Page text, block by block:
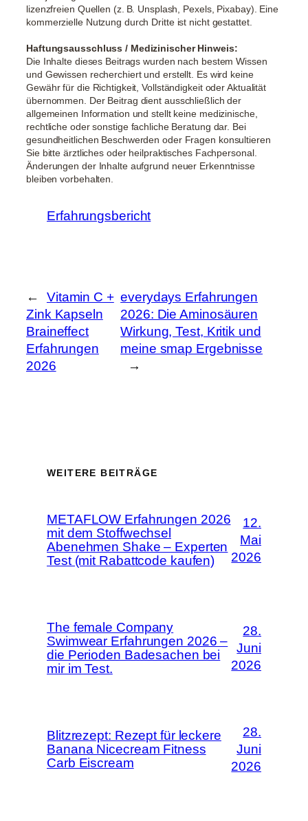
lizenzfreien Quellen (z. B. Unsplash, Pexels, Pixabay). Eine
kommerzielle Nutzung durch Dritte ist nicht gestattet.
Haftungsausschluss / Medizinischer Hinweis:
Die Inhalte dieses Beitrags wurden nach bestem Wissen
und Gewissen recherchiert und erstellt. Es wird keine
Gewähr für die Richtigkeit, Vollständigkeit oder Aktualität
übernommen. Der Beitrag dient ausschließlich der
allgemeinen Information und stellt keine medizinische,
rechtliche oder sonstige fachliche Beratung dar. Bei
gesundheitlichen Beschwerden oder Fragen konsultieren
Sie bitte ärztliches oder heilpraktisches Fachpersonal.
Änderungen der Inhalte aufgrund neuer Erkenntnisse
bleiben vorbehalten.
Erfahrungsbericht
←
Vitamin C +
Zink Kapseln
Braineffect
Erfahrungen
2026
everydays Erfahrungen
2026: Die Aminosäuren
Wirkung, Test, Kritik und
meine smap Ergebnisse
→
WEITERE BEITRÄGE
METAFLOW Erfahrungen 2026
mit dem Stoffwechsel
Abenehmen Shake – Experten
Test (mit Rabattcode kaufen)
12.
Mai
2026
The female Company
Swimwear Erfahrungen 2026 –
die Perioden Badesachen bei
mir im Test.
28.
Juni
2026
Blitzrezept: Rezept für leckere
Banana Nicecream Fitness
Carb Eiscream
28.
Juni
2026